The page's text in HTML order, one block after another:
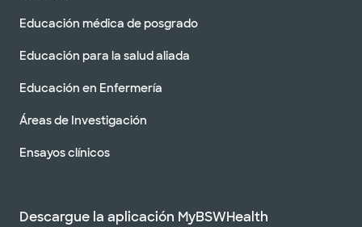
Educación médica de posgrado
Educación para la salud aliada
Educación en Enfermería
Áreas de Investigación
Ensayos clínicos
Descargue la aplicación MyBSWHealth